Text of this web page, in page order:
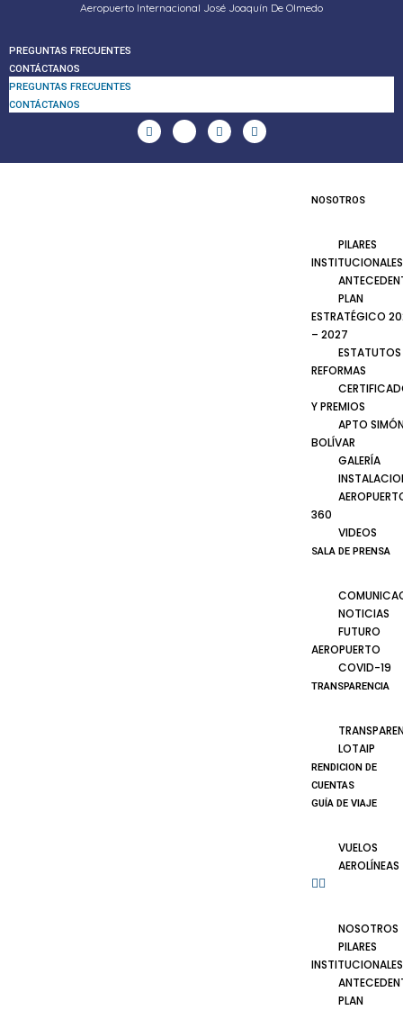
Aeropuerto Internacional José Joaquín De Olmedo
PREGUNTAS FRECUENTES
CONTÁCTANOS
PREGUNTAS FRECUENTES
CONTÁCTANOS
NOSOTROS
PILARES
INSTITUCIONALES
PLAN
ESTRATÉGICO
– 2027
ESTATUTOS
REFORMAS
Y PREMIOS
APTO
BOLÍVAR
GALERÍA
360
VIDEOS
SALA DE PRENSA
NOTICIAS
FUTURO
AEROPUERTO
COVID-19
TRANSPARENCIA
LOTAIP
RENDICION DE
CUENTAS
GUÍA DE VIAJE
VUELOS
AEROLÍNEAS
NOSOTROS
PILARES
INSTITUCIONALES
PLAN